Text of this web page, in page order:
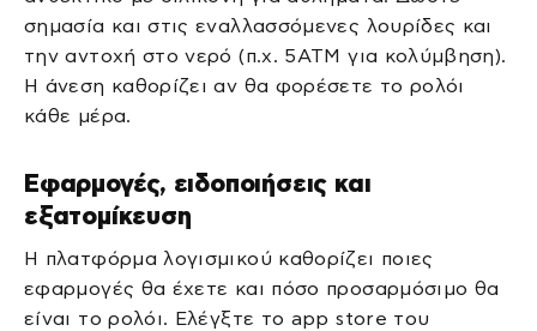
σημασία και στις εναλλασσόμενες λουρίδες και
την αντοχή στο νερό (π.χ. 5ATM για κολύμβηση).
Η άνεση καθορίζει αν θα φορέσετε το ρολόι
κάθε μέρα.
Εφαρμογές, ειδοποιήσεις και
εξατομίκευση
Η πλατφόρμα λογισμικού καθορίζει ποιες
εφαρμογές θα έχετε και πόσο προσαρμόσιμο θα
είναι το ρολόι. Ελέγξτε το app store του